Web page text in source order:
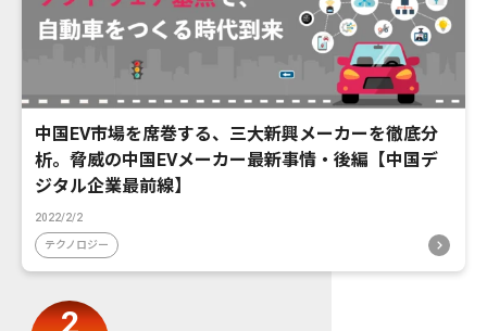
中国EV市場を席巻する、三大新興メーカーを徹底分
析。脅威の中国EVメーカー最新事情・後編【中国デ
ジタル企業最前線】
2022/2/2
テクノロジー